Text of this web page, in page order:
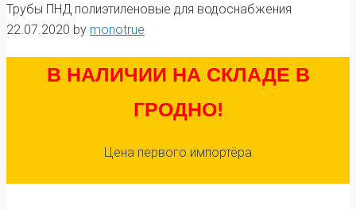
Трубы ПНД полиэтиленовые для водоснабжения
22.07.2020 by monotrue
В НАЛИЧИИ НА СКЛАДЕ В
ГРОДНО!
Цена первого импортёра